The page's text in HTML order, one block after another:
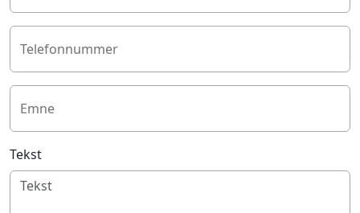
Telefonnummer
Emne
Tekst